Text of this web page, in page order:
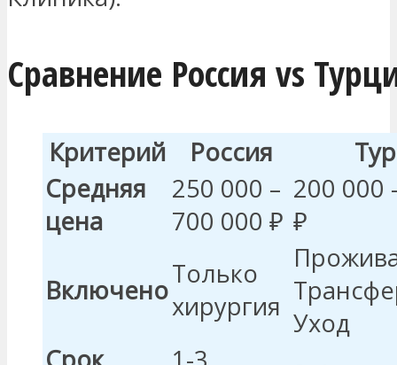
Сравнение Россия vs
Критерий Россия
Средняя
цена
250 000 –
700 000 ₽
200 000
₽
Включено
Только
хирургия
Уход